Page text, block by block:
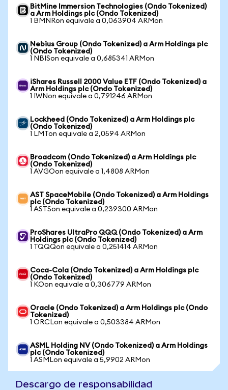
BitMine Immersion Technologies (Ondo Tokenized)
a Arm Holdings plc (Ondo Tokenized)
1 BMNRon equivale a 0,063904 ARMon
Nebius Group (Ondo Tokenized) a Arm Holdings plc
(Ondo Tokenized)
1 NBISon equivale a 0,685341 ARMon
iShares Russell 2000 Value ETF (Ondo Tokenized) a
Arm Holdings plc (Ondo Tokenized)
1 IWNon equivale a 0,791246 ARMon
Lockheed (Ondo Tokenized) a Arm Holdings plc
(Ondo Tokenized)
1 LMTon equivale a 2,0594 ARMon
Broadcom (Ondo Tokenized) a Arm Holdings plc
(Ondo Tokenized)
1 AVGOon equivale a 1,4808 ARMon
AST SpaceMobile (Ondo Tokenized) a Arm Holdings
plc (Ondo Tokenized)
1 ASTSon equivale a 0,239300 ARMon
ProShares UltraPro QQQ (Ondo Tokenized) a Arm
Holdings plc (Ondo Tokenized)
1 TQQQon equivale a 0,251414 ARMon
Coca-Cola (Ondo Tokenized) a Arm Holdings plc
(Ondo Tokenized)
1 KOon equivale a 0,306779 ARMon
Oracle (Ondo Tokenized) a Arm Holdings plc (Ondo
Tokenized)
1 ORCLon equivale a 0,503384 ARMon
ASML Holding NV (Ondo Tokenized) a Arm Holdings
plc (Ondo Tokenized)
1 ASMLon equivale a 5,9902 ARMon
Descargo de responsabilidad